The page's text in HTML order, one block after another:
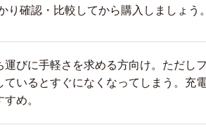
確認・比較してから購入しましょう。
びに手軽さを求める方向け。ただし
いるとすぐになくなってしまう。充
め。